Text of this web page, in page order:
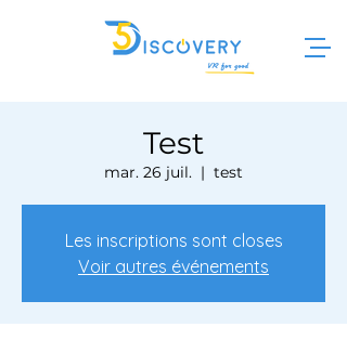
Test
mar. 26 juil.
  |
test
Les inscriptions sont closes
Voir autres événements